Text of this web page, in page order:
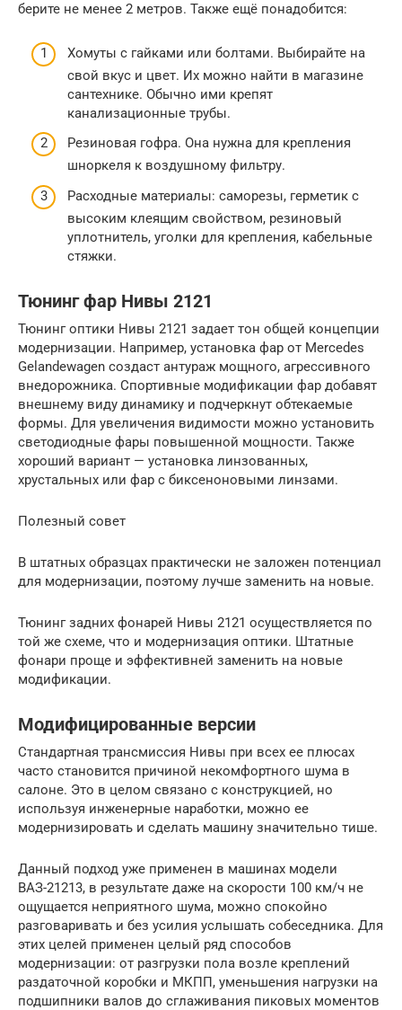
берите не менее 2 метров. Также ещё понадобится:
Хомуты с гайками или болтами. Выбирайте на
свой вкус и цвет. Их можно найти в магазине
сантехнике. Обычно ими крепят
канализационные трубы.
Резиновая гофра. Она нужна для крепления
шноркеля к воздушному фильтру.
Расходные материалы: саморезы, герметик с
высоким клеящим свойством, резиновый
уплотнитель, уголки для крепления, кабельные
стяжки.
Тюнинг фар Нивы 2121
Тюнинг оптики Нивы 2121 задает тон общей концепции
модернизации. Например, установка фар от Mercedes
Gelandewagen создаст антураж мощного, агрессивного
внедорожника. Спортивные модификации фар добавят
внешнему виду динамику и подчеркнут обтекаемые
формы. Для увеличения видимости можно установить
светодиодные фары повышенной мощности. Также
хороший вариант — установка линзованных,
хрустальных или фар с биксеноновыми линзами.
Полезный совет
В штатных образцах практически не заложен потенциал
для модернизации, поэтому лучше заменить на новые.
Тюнинг задних фонарей Нивы 2121 осуществляется по
той же схеме, что и модернизация оптики. Штатные
фонари проще и эффективней заменить на новые
модификации.
Модифицированные версии
Стандартная трансмиссия Нивы при всех ее плюсах
часто становится причиной некомфортного шума в
салоне. Это в целом связано с конструкцией, но
используя инженерные наработки, можно ее
модернизировать и сделать машину значительно тише.
Данный подход уже применен в машинах модели
ВАЗ-21213, в результате даже на скорости 100 км/ч не
ощущается неприятного шума, можно спокойно
разговаривать и без усилия услышать собеседника. Для
этих целей применен целый ряд способов
модернизации: от разгрузки пола возле креплений
раздаточной коробки и МКПП, уменьшения нагрузки на
подшипники валов до сглаживания пиковых моментов